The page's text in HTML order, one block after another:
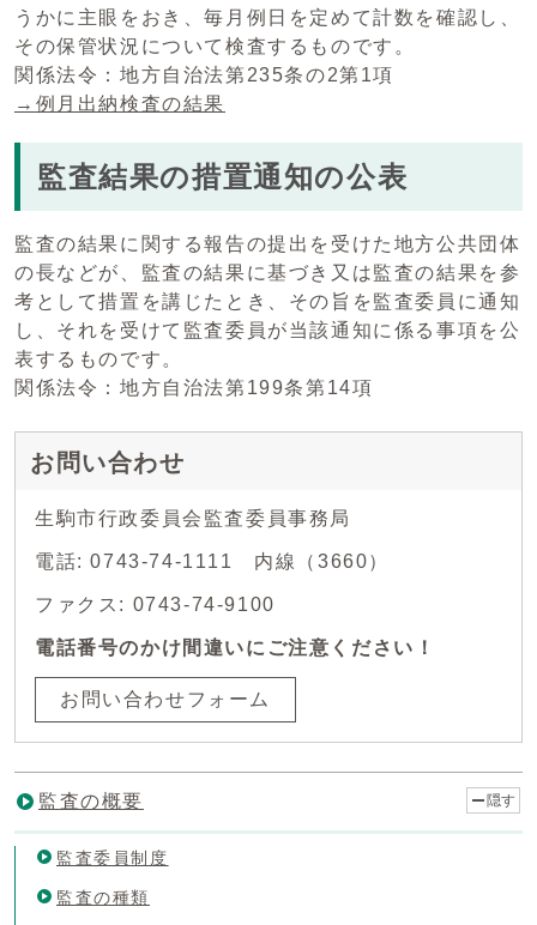
うかに主眼をおき、毎月例日を定めて計数を確認し、
その保管状況について検査するものです。
関係法令：地方自治法第235条の2第1項
→例月出納検査の結果
監査結果の措置通知の公表
監査の結果に関する報告の提出を受けた地方公共団体
の長などが、監査の結果に基づき又は監査の結果を参
考として措置を講じたとき、その旨を監査委員に通知
し、それを受けて監査委員が当該通知に係る事項を公
表するものです。
関係法令：地方自治法第199条第14項
お問い合わせ
生駒市行政委員会監査委員事務局
電話: 0743-74-1111 内線（3660）
ファクス: 0743-74-9100
電話番号のかけ間違いにご注意ください！
お問い合わせフォーム
監査の概要 隠す
監査委員制度
監査の種類